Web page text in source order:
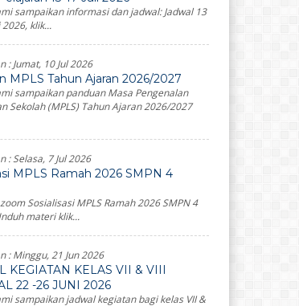
sampaikan informasi dan jadwal: Jadwal 13
2026, klik...
:Jumat, 10 Jul 2026
MPLS Tahun Ajaran 2026/2027
sampaikan panduan Masa Pengenalan
Sekolah (MPLS) Tahun Ajaran 2026/2027
:Selasa, 7 Jul 2026
MPLS Ramah 2026 SMPN 4
Sosialisasi MPLS Ramah 2026 SMPN 4
materi klik...
:Minggu, 21 Jun 2026
KEGIATAN KELAS VII & VIII
22 -26 JUNI 2026
sampaikan jadwal kegiatan bagi kelas VII &